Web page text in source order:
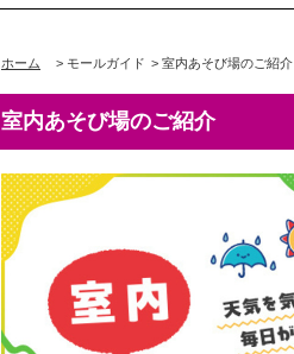
ホーム > モールガイド > 室内あそび場のご紹介
室内あそび場のご紹介